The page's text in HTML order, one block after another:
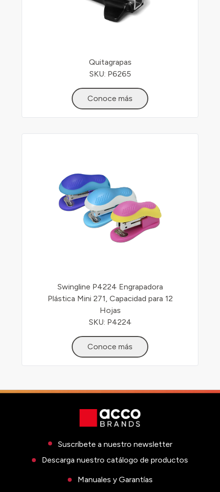
Quitagrapas
SKU: P6265
Conoce más
Swingline P4224 Engrapadora
Plástica Mini 271, Capacidad para 12
Hojas
SKU: P4224
Conoce más
Suscríbete a nuestro newsletter
Descarga nuestro catálogo de productos
Manuales y Garantías